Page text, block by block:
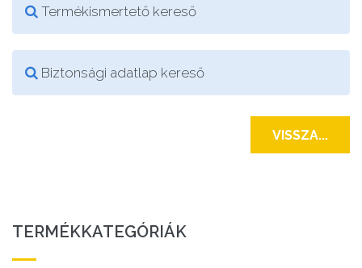
Termékismertető kereső
Biztonsági adatlap kereső
VISSZA...
TERMÉKKATEGÓRIÁK